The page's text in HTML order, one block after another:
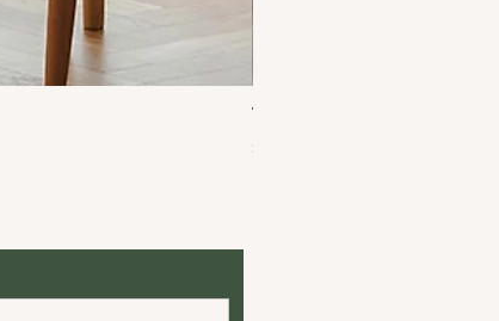
โต๊ะกลมไม้เชอร์รี่ ดีไซน์โดดเด่
ราคาเริ่มต้นที่
ราคาขายลด